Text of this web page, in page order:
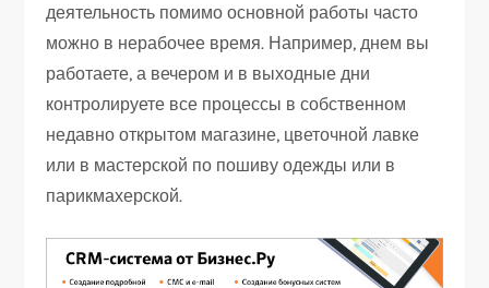
деятельность помимо основной работы часто
можно в нерабочее время. Например, днем вы
работаете, а вечером и в выходные дни
контролируете все процессы в собственном
недавно открытом магазине, цветочной лавке
или в мастерской по пошиву одежды или в
парикмахерской.